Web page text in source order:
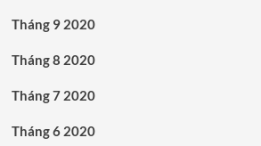
Tháng 9 2020
Tháng 8 2020
Tháng 7 2020
Tháng 6 2020